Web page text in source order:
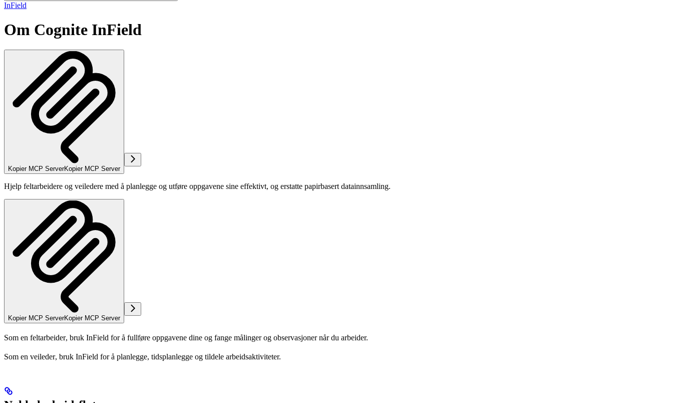
InField
Om Cognite InField
Kopier MCP ServerKopier MCP Server
Hjelp feltarbeidere og veiledere med å planlegge og utføre oppgavene sine effektivt, og erstatte papirbasert datainnsamling.
Kopier MCP ServerKopier MCP Server
Som en feltarbeider, bruk InField for å fullføre oppgavene dine og fange målinger og observasjoner når du arbeider.
Som en veileder, bruk InField for å planlegge, tidsplanlegge og tildele arbeidsaktiviteter.